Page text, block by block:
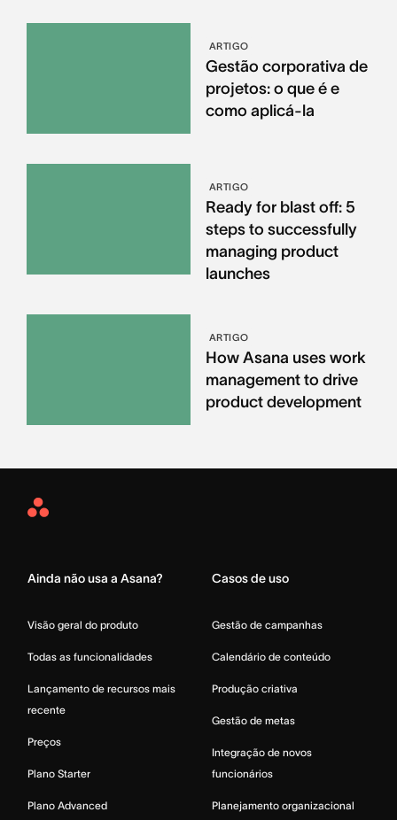
ARTIGO
Gestão corporativa de
projetos: o que é e
como aplicá-la
ARTIGO
Ready for blast off: 5
steps to successfully
managing product
launches
ARTIGO
How Asana uses work
management to drive
product development
Asana
Ainda não usa a Asana?
Visão geral do produto
Todas as funcionalidades
Lançamento de recursos mais
recente
Preços
Plano Starter
Plano Advanced
Casos de uso
Gestão de campanhas
Calendário de conteúdo
Produção criativa
Gestão de metas
Integração de novos
funcionários
Planejamento organizacional